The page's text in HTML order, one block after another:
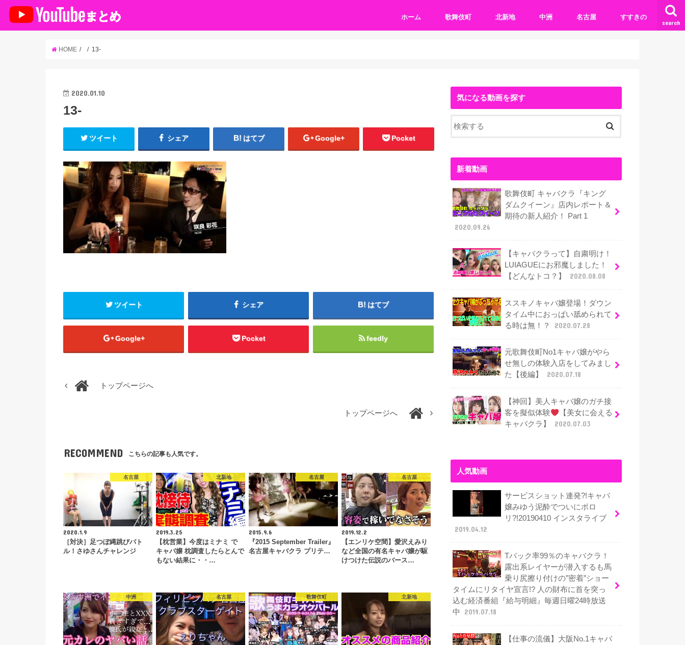
search
ホーム 歌舞伎町 北新地 中洲 名古屋 すすきの
HOME 13-
2020.01.10
13-
ツイート シェア はてブ Google+ Pocket
ツイート シェア はてブ
Google+ Pocket feedly
トップページへ
トップページへ
RECOMMEND こちらの記事も人気です。
名古屋
2020.1.9
［対決］足つぼ縄跳びバト
ル！さゆさんチャレンジ
北新地
2019.3.25
【枕営業】今度はミナミ で
キャバ嬢 枕調査したらとんで
もない結果に・・…
名古屋
2015.9.6
『2015 September Trailer』
名古屋キャバクラ プリテ…
名古屋
2019.12.2
【エンリケ空間】愛沢えみり
など全国の有名キャバ嬢が駆
けつけた伝説のバース…
中洲 名古屋 歌舞伎町 北新地
気になる動画を探す
新着動画
歌舞伎町 キャバクラ『キング
ダムクイーン』店内レポート＆
期待の新人紹介！ Part 1
2020.09.26
【キャバクラって】自粛明け！
LUIAGUEにお邪魔しました！
【どんなトコ？】
2020.08.08
ススキノキャバ嬢登場！ダウン
タイム中におっぱい舐められて
る時は無！？
2020.07.28
元歌舞伎町No1キャバ嬢がやら
せ無しの体験入店をしてみまし
た【後編】
2020.07.18
【神回】美人キャバ嬢のガチ接
客を擬似体験
【美女に会える
キャバクラ】
2020.07.03
人気動画
サービスショット連発?!キャバ
嬢みゆう泥酔でついにポロ
リ?!20190410 インスタライブ
2019.04.12
Tバック率99％のキャバクラ！
露出系レイヤーが潜入するも馬
乗り尻擦り付けの”密着”ショー
タイムにリタイヤ宣言!? 人の財布に首を突っ
込む経済番組『給与明細』毎週日曜24時放送
中
2019.07.18
【仕事の流儀】大阪No.1キャバ